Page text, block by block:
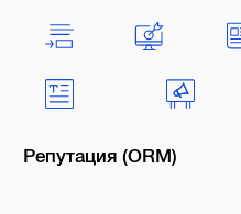
Репутация (ORM)